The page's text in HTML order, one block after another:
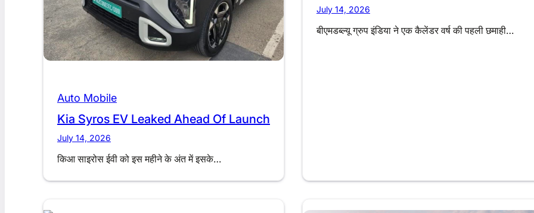
Auto Mobile
Kia Syros EV Leaked Ahead Of Launch
July 14, 2026
किआ साइरोस ईवी को इस महीने के अंत में इसके…
July 14, 2026
बीएमडब्ल्यू ग्रुप इंडिया ने एक कैलेंडर वर्ष की पहली छमाही…